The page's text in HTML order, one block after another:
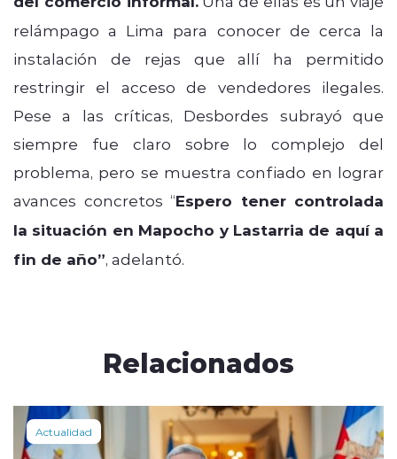
relámpago a Lima para conocer de cerca la
instalación de rejas que allí ha permitido
restringir el acceso de vendedores ilegales.
Pese a las críticas, Desbordes subrayó que
siempre fue claro sobre lo complejo del
problema, pero se muestra confiado en lograr
avances concretos “Espero tener controlada
la situación en Mapocho y Lastarria de aquí a
fin de año”, adelantó.
Relacionados
Actualidad